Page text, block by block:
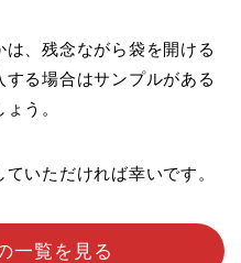
、残念ながら袋を開ける
る場合はサンプルがある
う。
いただければ幸いです。
一覧を見る